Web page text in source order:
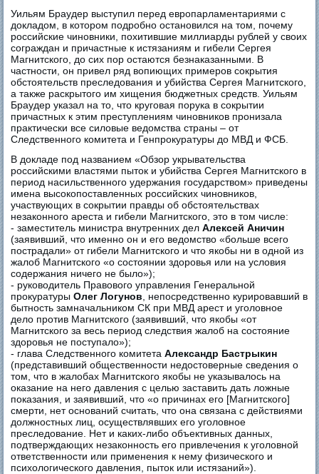
Уильям Браудер выступил перед европарламентариями с
докладом, в котором подробно остановился на том, почему
российские чиновники, похитившие миллиарды рублей у своих
сограждан и причастные к истязаниям и гибели Сергея
Магнитского, до сих пор остаются безнаказанными. В
частности, он привел ряд вопиющих примеров сокрытия
обстоятельств преследования и убийства Сергея Магнитского,
а также раскрытого им хищения бюджетных средств. Уильям
Браудер указал на то, что круговая порука в сокрытии
причастных к этим преступлениям чиновников пронизала
практически все силовые ведомства страны – от
Следственного комитета и Генпрокуратуры до МВД и ФСБ.
В докладе под названием «Обзор укрывательства
российскими властями пыток и убийства Сергея Магнитского в
период насильственного удержания государством» приведены
имена высокопоставленных российских чиновников,
участвующих в сокрытии правды об обстоятельствах
незаконного ареста и гибели Магнитского, это в том числе:
- заместитель министра внутренних делАлексей Аничин
(заявивший, что именно он и его ведомство «больше всего
пострадали» от гибели Магнитского и что якобы ни в одной из
жалоб Магнитского «о состоянии здоровья или на условия
содержания ничего не было»);
- руководитель Правового управления Генеральной
прокуратурыОлег Логунов , непосредственно курировавший в
бытность замначальником СК при МВД арест и уголовное
дело против Магнитского (заявивший, что якобы «от
Магнитского за весь период следствия жалоб на состояние
здоровья не поступало»);
- глава Следственного комитетаАлександр Бастрыкин
(представивший общественности недостоверные сведения о
том, что в жалобах Магнитского якобы не указывалось на
оказание на него давления с целью заставить дать ложные
показания, и заявивший, что «о причинах его [Магнитского]
смерти, нет оснований считать, что она связана с действиями
должностных лиц, осуществлявших его уголовное
преследование. Нет и каких-либо объективных данных,
подтверждающих незаконность его привлечения к уголовной
ответственности или применения к нему физического и
психологического давления, пыток или истязаний»).